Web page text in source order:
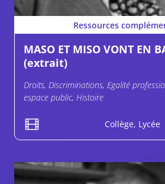
Ressources
MASO ET MISO VONT EN
(extrait)
Droits, Discriminations, Egalité
espace public, Histoire
Collège, Lycée